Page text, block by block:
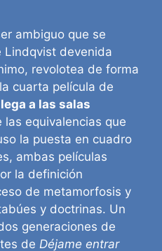
ambiguo que se
Lindqvist devenida
revolotea de forma
la cuarta película de
a las salas
las equivalencias que
la puesta en cuadro
ambas películas
la definición
de metamorfosis y
y doctrinas. Un
generaciones de
de Déjame entrar